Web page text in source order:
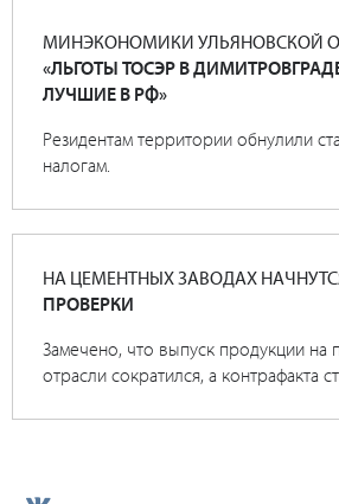
МИНЭКОНОМИКИ УЛЬЯНОВСКОЙ
«ЛЬГОТЫ ТОСЭР В
ЛУЧШИЕ В РФ»
Резидентам территории обнулили
налогам.
НА ЦЕМЕНТНЫХ ЗАВОДАХ
ПРОВЕРКИ
Замечено, что выпуск продукции на
отрасли сократился, а контрафакта